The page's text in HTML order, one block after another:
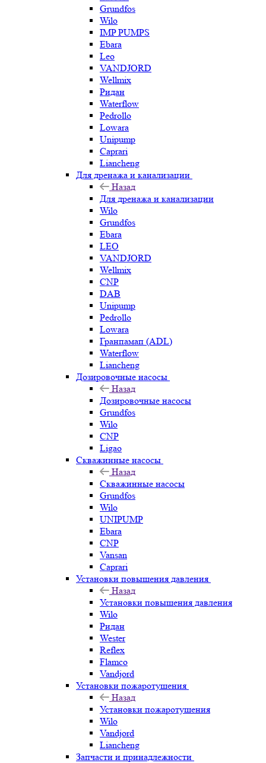
Grundfos
Wilo
IMP PUMPS
Ebara
Leo
VANDJORD
Wellmix
Ридан
Waterflow
Pedrollo
Lowara
Unipump
Caprari
Liancheng
Для дренажа и канализации
Назад
Для дренажа и канализации
Wilo
Grundfos
Ebara
LEO
VANDJORD
Wellmix
CNP
DAB
Unipump
Pedrollo
Lowara
Гранпамап (ADL)
Waterflow
Liancheng
Дозировочные насосы
Назад
Дозировочные насосы
Grundfos
Wilo
CNP
Ligao
Скважинные насосы
Назад
Скважинные насосы
Grundfos
Wilo
UNIPUMP
Ebara
CNP
Vansan
Caprari
Установки повышения давления
Назад
Установки повышения давления
Wilo
Ридан
Wester
Reflex
Flamco
Vandjord
Установки пожаротушения
Назад
Установки пожаротушения
Wilo
Vandjord
Liancheng
Запчасти и принадлежности